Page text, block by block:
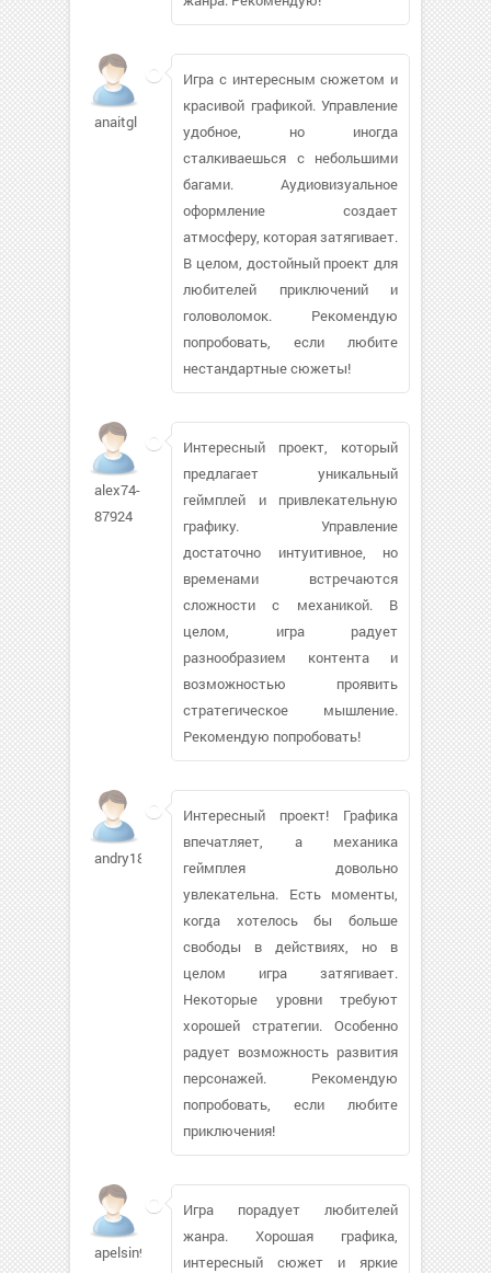
anaitgl
Игра с интересным сюжетом и
красивой графикой. Управление
удобное, но иногда
сталкиваешься с небольшими
багами. Аудиовизуальное
оформление создает
атмосферу, которая затягивает.
В целом, достойный проект для
любителей приключений и
головоломок. Рекомендую
попробовать, если любите
нестандартные сюжеты!
alex74-
87924
Интересный проект, который
предлагает уникальный
геймплей и привлекательную
графику. Управление
достаточно интуитивное, но
временами встречаются
сложности с механикой. В
целом, игра радует
разнообразием контента и
возможностью проявить
стратегическое мышление.
Рекомендую попробовать!
andry188
Интересный проект! Графика
впечатляет, а механика
геймплея довольно
увлекательна. Есть моменты,
когда хотелось бы больше
свободы в действиях, но в
целом игра затягивает.
Некоторые уровни требуют
хорошей стратегии. Особенно
радует возможность развития
персонажей. Рекомендую
попробовать, если любите
приключения!
apelsin99
Игра порадует любителей
жанра. Хорошая графика,
интересный сюжет и яркие